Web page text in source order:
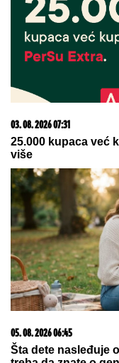
03. 08. 2026 07:31
25.000 kupaca već
više
05. 08. 2026 06:45
Šta dete nasleđuje